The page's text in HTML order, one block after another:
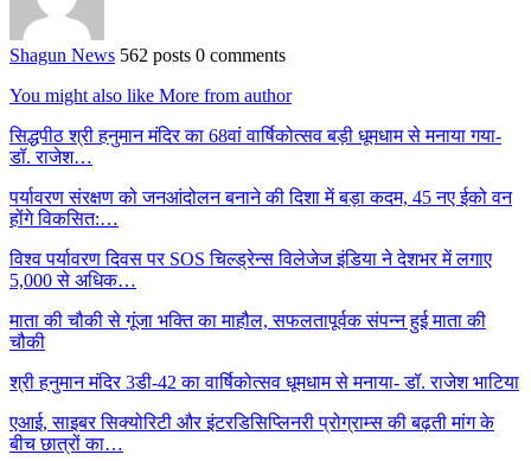
Shagun News 562 posts 0 comments
You might also like More from author
सिद्धपीठ श्री हनुमान मंदिर का 68वां वार्षिकोत्सव बड़ी धूमधाम से मनाया गया-
डॉ. राजेश…
पर्यावरण संरक्षण को जनआंदोलन बनाने की दिशा में बड़ा कदम, 45 नए ईको वन
होंगे विकसित:…
विश्व पर्यावरण दिवस पर SOS चिल्ड्रेन्स विलेजेज इंडिया ने देशभर में लगाए
5,000 से अधिक…
माता की चौकी से गूंजा भक्ति का माहौल, सफलतापूर्वक संपन्न हुई माता की
चौकी
श्री हनुमान मंदिर 3डी-42 का वार्षिकोत्सव धूमधाम से मनाया- डॉ. राजेश भाटिया
एआई, साइबर सिक्योरिटी और इंटरडिसिप्लिनरी प्रोग्राम्स की बढ़ती मांग के
बीच छात्रों का…